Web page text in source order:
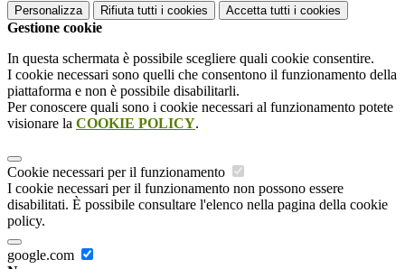
Personalizza Rifiuta tutti i cookies Accetta tutti i cookies
Gestione cookie
In questa schermata è possibile scegliere quali cookie consentire.
I cookie necessari sono quelli che consentono il funzionamento della
piattaforma e non è possibile disabilitarli.
Per conoscere quali sono i cookie necessari al funzionamento potete
visionare la COOKIE POLICY.
Cookie necessari per il funzionamento
I cookie necessari per il funzionamento non possono essere
disabilitati. È possibile consultare l'elenco nella pagina della cookie
policy.
google.com